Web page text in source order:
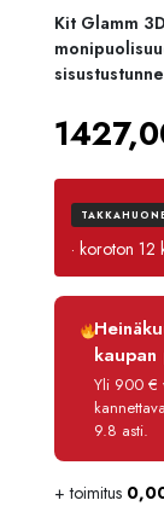
Kit Glamm
· koroton 12
Luottoaika
Korko
Käsittelymaksu
Maksettava
kaupan
Yli 900 €
9.8 asti.
+ toimitus